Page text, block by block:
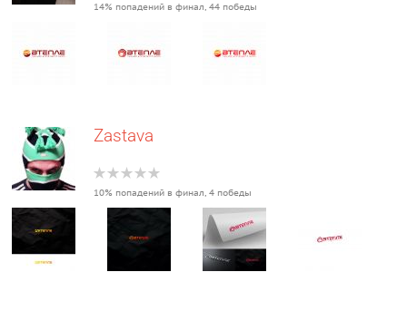
14% попадений в финал, 44 победы
Zastava
10% попадений в финал, 4 победы